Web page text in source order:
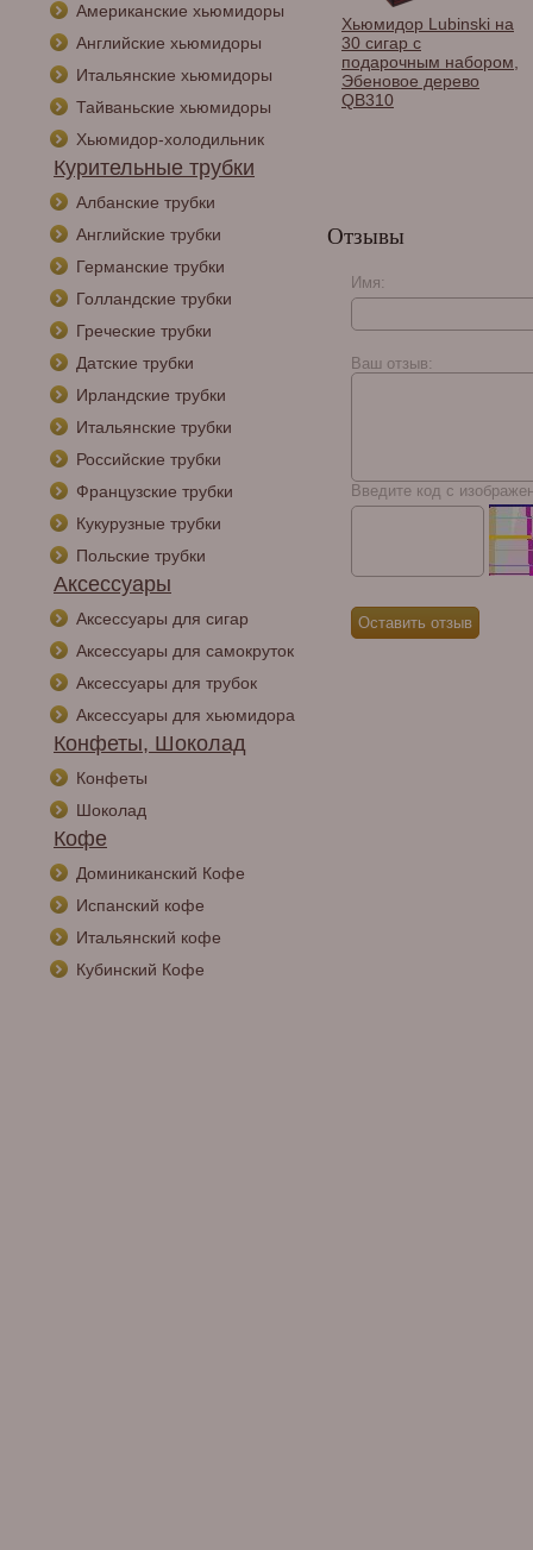
Американские хьюмидоры
Английские хьюмидоры
Итальянские хьюмидоры
Тайваньские хьюмидоры
Хьюмидор-холодильник
Курительные трубки
Албанские трубки
Английские трубки
Германские трубки
Голландские трубки
Греческие трубки
Датские трубки
Ирландские трубки
Итальянские трубки
Российские трубки
Французские трубки
Кукурузные трубки
Польские трубки
Аксессуары
Аксессуары для сигар
Аксессуары для самокруток
Аксессуары для трубок
Аксессуары для хьюмидора
Конфеты, Шоколад
Конфеты
Шоколад
Кофе
Доминиканский Кофе
Испанский кофе
Итальянский кофе
Кубинский Кофе
Хьюмидор Partagas на
50 сигар
Хьюмидор Lubinski на
30 сигар с
подарочным набором,
Эбеновое дерево
QB310
Отзывы
Имя:
Ваш отзыв:
Введите код с